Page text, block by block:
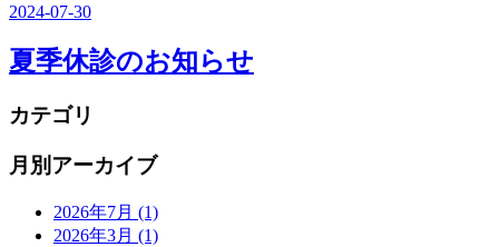
2024-07-30
夏季休診のお知らせ
カテゴリ
月別アーカイブ
2026年7月 (1)
2026年3月 (1)